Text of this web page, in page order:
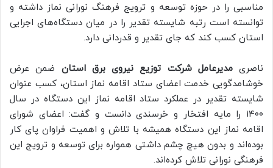
مناسبی را در حوزه توسعه و ترویج فرهنگ نورانی نماز داشته و
توانسته است رتبه شایسته تقدیر را در میان دستگاه‌های اجرایی
استان کسب کند که جای تقدیر و قدردانی دارد.
ناصریمدیرعامل شرکت توزیع نیروی برق استان ضمن عرض
خوشامدگویی خدمت اعضای ستاد اقامه نماز استان، کسب عنوان
شایسته تقدیر در عملکرد ستاد اقامه نماز این دستگاه در سال
۱۴۰۰ را مایه افتخار و خرسندی دانست و گفت: اعضای شورای
اقامه نماز این دستگاه همیشه با تلاش و اهمیت فراوان پای کار
بوده‌اند و بدون هیچ چشم داشتی همواره برای توسعه و ترویج این
فرهنگی نورانی تلاش کرده‌اند.